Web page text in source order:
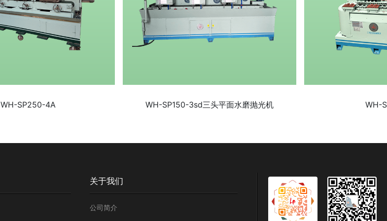
WH-SP250-4A WH-SP150-3sd三头平面水磨抛光机 WH-
关于我们
公司简介